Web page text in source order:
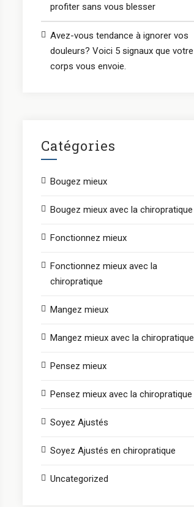
profiter sans vous blesser
Avez-vous tendance à ignorer vos
douleurs? Voici 5 signaux que votre
corps vous envoie.
Catégories
Bougez mieux
Bougez mieux avec la chiropratique
Fonctionnez mieux
Fonctionnez mieux avec la
chiropratique
Mangez mieux
Mangez mieux avec la chiropratique
Pensez mieux
Pensez mieux avec la chiropratique
Soyez Ajustés
Soyez Ajustés en chiropratique
Uncategorized